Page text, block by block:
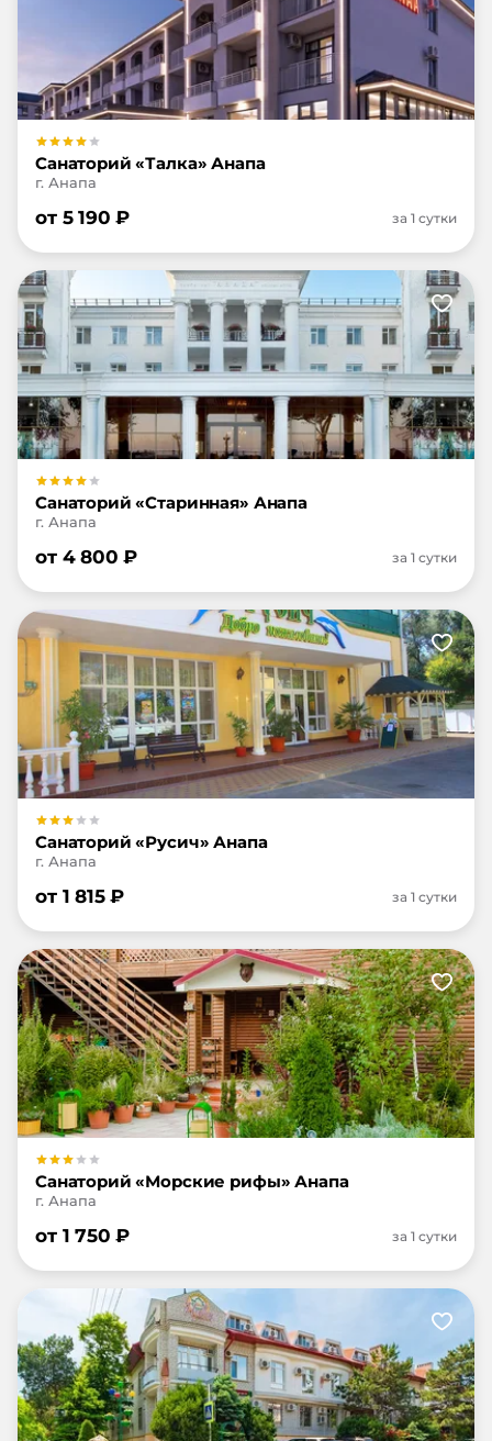
Санаторий «Талка» Анапа
г. Анапа
от 5 190 ₽ за 1 сутки
Санаторий «Старинная» Анапа
г. Анапа
от 4 800 ₽ за 1 сутки
Санаторий «Русич» Анапа
г. Анапа
от 1 815₽ за 1 сутки
Санаторий «Морские рифы» Анапа
г. Анапа
от 1 750 ₽ за 1 сутки